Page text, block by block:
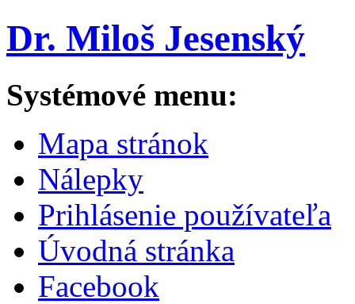
Dr. Miloš Jesenský
Systémové menu:
Mapa stránok
Nálepky
Prihlásenie používateľa
Úvodná stránka
Facebook